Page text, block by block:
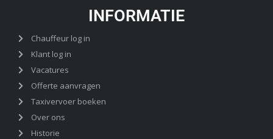
INFORMATIE
Chauffeur log in
Klant log in
Vacatures
Offerte aanvragen
Taxivervoer boeken
Over ons
Historie